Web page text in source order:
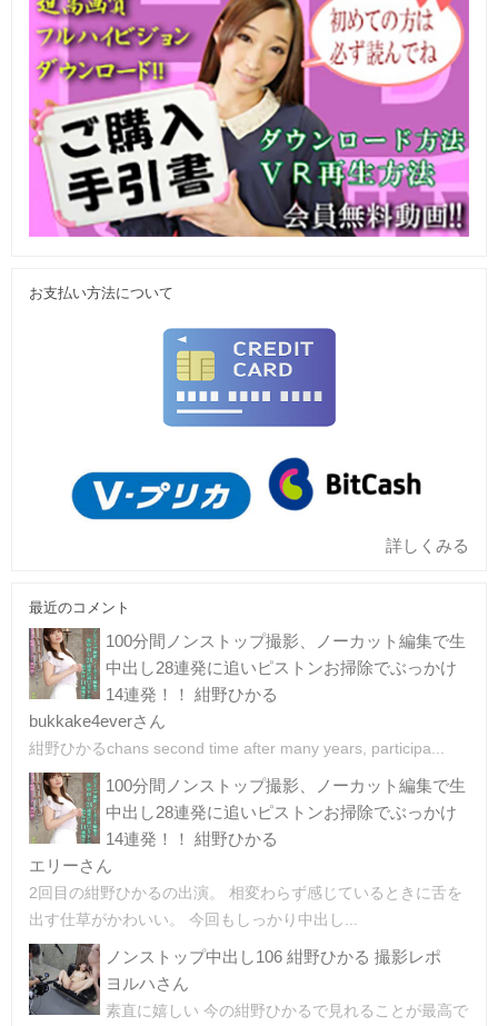
お支払い方法について
詳しくみる
最近のコメント
100分間ノンストップ撮影、ノーカット編集で生
中出し28連発に追いピストンお掃除でぶっかけ
14連発！！ 紺野ひかる
bukkake4everさん
紺野ひかるchans second time after many years, participa...
100分間ノンストップ撮影、ノーカット編集で生
中出し28連発に追いピストンお掃除でぶっかけ
14連発！！ 紺野ひかる
エリーさん
2回目の紺野ひかるの出演。 相変わらず感じているときに舌を
出す仕草がかわいい。 今回もしっかり中出し...
ノンストップ中出し106 紺野ひかる 撮影レポ
ヨルハさん
素直に嬉しい 今の紺野ひかるで見れることが最高で